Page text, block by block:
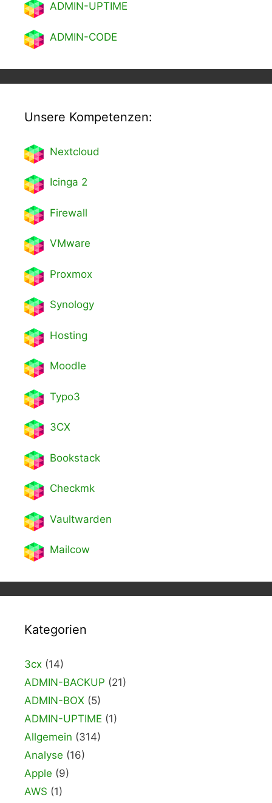
ADMIN-UPTIME
ADMIN-CODE
Unsere Kompetenzen:
Nextcloud
Icinga 2
Firewall
VMware
Proxmox
Synology
Hosting
Moodle
Typo3
3CX
Bookstack
Checkmk
Vaultwarden
Mailcow
Kategorien
3cx (14)
ADMIN-BACKUP (21)
ADMIN-BOX (5)
ADMIN-UPTIME (1)
Allgemein (314)
Analyse (16)
Apple (9)
AWS (1)